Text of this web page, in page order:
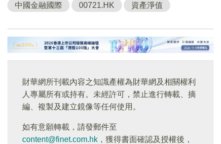
中國金融國際 00721.HK 資產淨值
財華網所刊載內容之知識產權為財華網及相關權利
人專屬所有或持有。未經許可，禁止進行轉載、摘
編、複製及建立鏡像等任何使用。
如有意願轉載，請發郵件至
content@finet.com.hk ，獲得書面確認及授權後，